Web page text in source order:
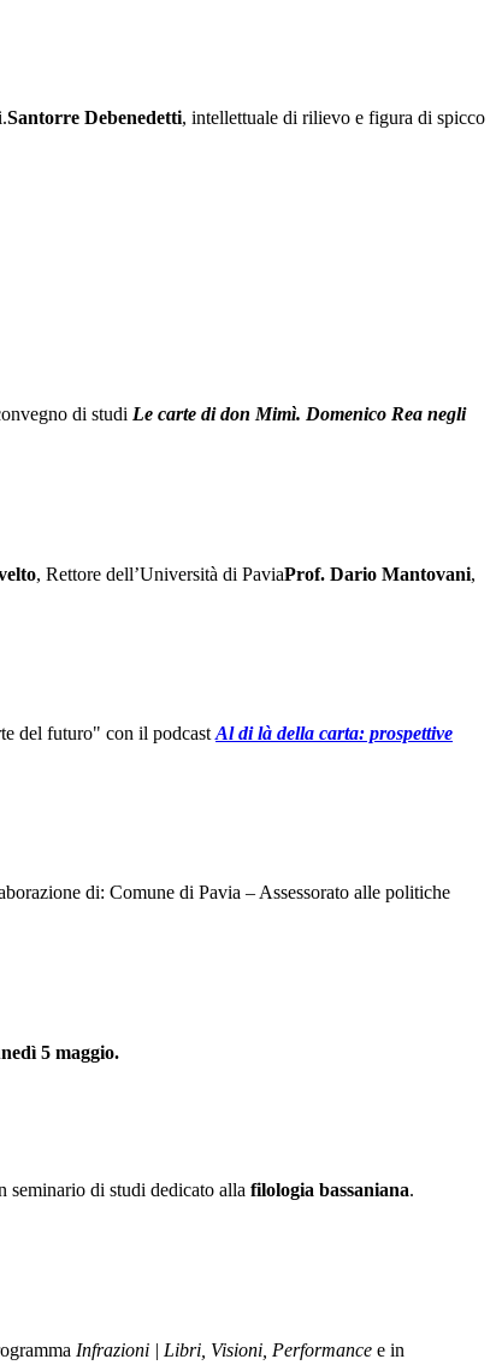
Santorre Debenedetti, intellettuale di rilievo e figura di spicco
di studi Le carte di don Mimì. Domenico Rea negli
, Rettore dell’Università di PaviaProf. Dario Mantovani,
del futuro" con il podcast Al di là della carta: prospettive
di: Comune di Pavia – Assessorato alle politiche
5 maggio.
seminario di studi dedicato alla filologia bassaniana.
Infrazioni | Libri, Visioni, Performance e in